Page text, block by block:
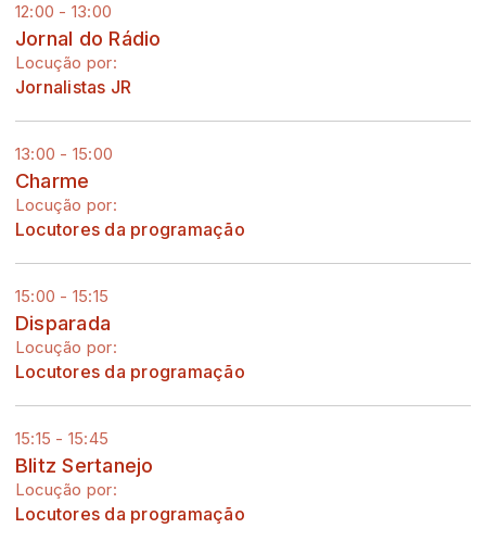
12:00 - 13:00
Jornal do Rádio
Locução por:
Jornalistas JR
13:00 - 15:00
Charme
Locução por:
Locutores da programação
15:00 - 15:15
Disparada
Locução por:
Locutores da programação
15:15 - 15:45
Blitz Sertanejo
Locução por:
Locutores da programação